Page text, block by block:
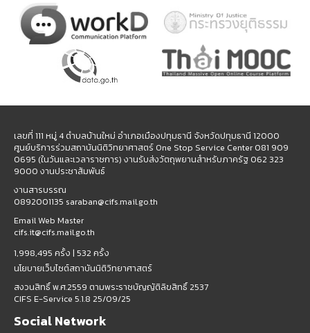
เลขที่ 111 หมู่ 4 ตำบลบ้านใหม่ อำเภอเมืองปทุมธานี จังหวัดปทุมธานี 12000
ศูนย์บริการร่วมสถาบันนิติวิทยาศาสตร์ One Stop Service Center 081 909
0695 (ในวันและเวลาราชการ) งานรับส่งวัตถุพยานสำหรับภาครัฐ 062 323
9000 งานประชาสัมพันธ์
งานสารบรรณ
0892001135 saraban@cifs.mail.go.th
Email Web Master
cifs.it@cifs.mail.go.th
1,998,495 ครั้ง | 532 ครั้ง
นโยบายเว็บไซต์สถาบันนิติวิทยาศาสตร์
สงวนสิทธิ์ พ.ศ.2559 ตามพระราชบัญญัติลิขสิทธิ์ 2537
CIFS E-Service 5.1.8 25/09/25
Social Network